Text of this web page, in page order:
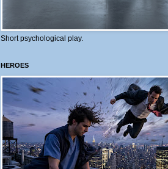
Short psychological play.
HEROES